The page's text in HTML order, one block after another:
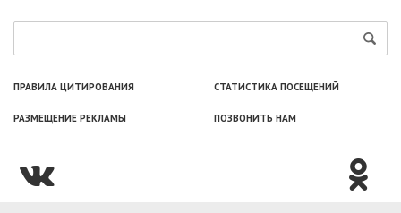
ПРАВИЛА ЦИТИРОВАНИЯ СТАТИСТИКА ПОСЕЩЕНИЙ
РАЗМЕЩЕНИЕ РЕКЛАМЫ ПОЗВОНИТЬ НАМ